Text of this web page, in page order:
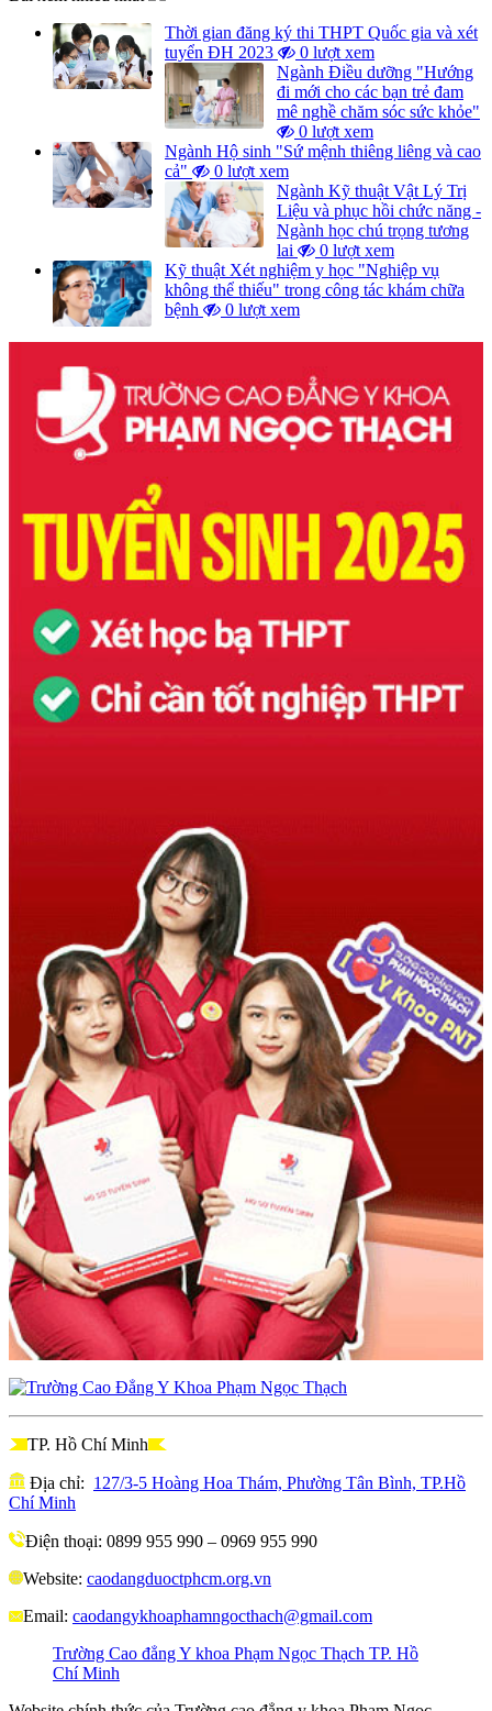
Thời gian đăng ký thi THPT Quốc gia và xét
tuyển ĐH 2023
0 lượt xem
Ngành Điều dưỡng "Hướng
đi mới cho các bạn trẻ đam
mê nghề chăm sóc sức khỏe"
0 lượt xem
Ngành Hộ sinh "Sứ mệnh thiêng liêng và cao
cả"
0 lượt xem
Ngành Kỹ thuật Vật Lý Trị
Liệu và phục hồi chức năng -
Ngành học chú trọng tương
lai
0 lượt xem
Kỹ thuật Xét nghiệm y học "Nghiệp vụ
không thể thiếu" trong công tác khám chữa
bệnh
0 lượt xem
TP. Hồ Chí Minh
Địa chỉ: 127/3-5 Hoàng Hoa Thám, Phường Tân Bình, TP.Hồ
Chí Minh
Điện thoại: 0899 955 990 – 0969 955 990
Website: caodangduoctphcm.org.vn
Email: caodangykhoaphamngocthach@gmail.com
Trường Cao đẳng Y khoa Phạm Ngọc Thạch TP. Hồ
Chí Minh